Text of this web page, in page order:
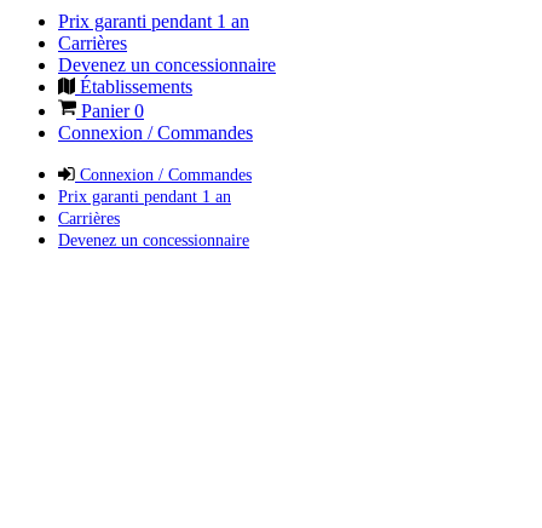
Prix garanti pendant 1 an
Carrières
Devenez un concessionnaire
Établissements
Panier0
Connexion / Commandes
Connexion / Commandes
Prix garanti pendant 1 an
Carrières
Devenez un concessionnaire